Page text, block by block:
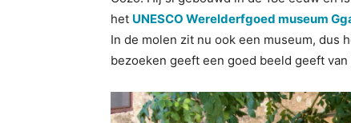
het UNESCO Werelderfgoed museum
In de molen zit nu ook een museum, dus
bezoeken geeft een goed beeld geeft